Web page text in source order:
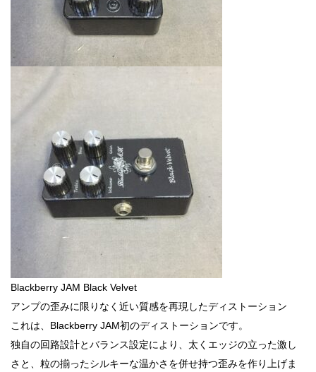
Blackberry JAM Black Velvet
アンプの歪みに限りなく近い質感を再現したディストーション
これは、Blackberry JAM初のディストーションです。
独自の回路設計とバランス設定により、太くエッジの立った激し
さと、粒の揃ったシルキーな温かさを併せ持つ歪みを作り上げま